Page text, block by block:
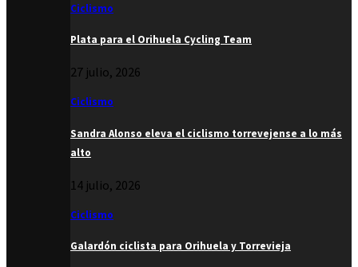
Ciclismo
Plata para el Orihuela Cycling Team
27 julio, 2026
Ciclismo
Sandra Alonso eleva el ciclismo torrevejense a lo más
alto
14 julio, 2026
Ciclismo
Galardón ciclista para Orihuela y Torrevieja